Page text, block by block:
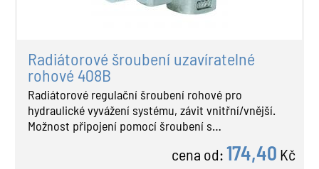
Radiátorové šroubení uzavíratelné
rohové 408B
Radiátorové regulační šroubení rohové pro
hydraulické vyvážení systému, závit vnitřní/vnější.
Možnost připojení pomocí šroubení s…
cena od:174,40 Kč